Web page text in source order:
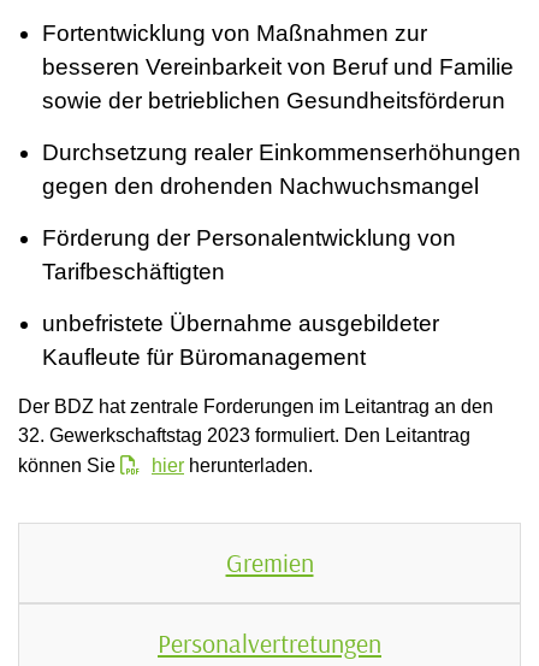
Fortentwicklung von Maßnahmen zur
besseren Vereinbarkeit von Beruf und Familie
sowie der betrieblichen Gesundheitsförderun
Durchsetzung realer Einkommenserhöhungen
gegen den drohenden Nachwuchsmangel
Förderung der Personalentwicklung von
Tarifbeschäftigten
unbefristete Übernahme ausgebildeter
Kaufleute für Büromanagement
Der BDZ hat zentrale Forderungen im Leitantrag an den
32. Gewerkschaftstag 2023 formuliert. Den Leitantrag
können Sie
hier herunterladen.
Gremien
Personalvertretungen